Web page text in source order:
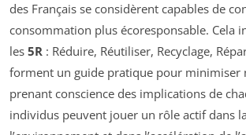
des Français se considèrent capables de
consommation plus écoresponsable. Cela
les 5R : Réduire, Réutiliser, Recyclage,
forment un guide pratique pour minimiser
prenant conscience des implications de
individus peuvent jouer un rôle actif dans